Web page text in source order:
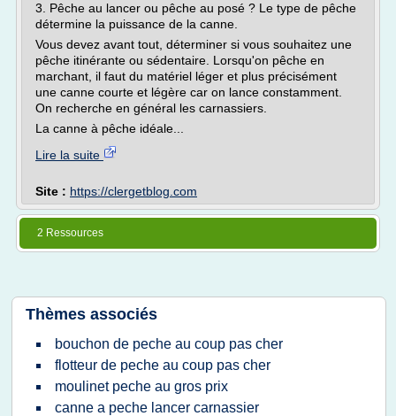
3. Pêche au lancer ou pêche au posé ? Le type de pêche
détermine la puissance de la canne.
Vous devez avant tout, déterminer si vous souhaitez une
pêche itinérante ou sédentaire. Lorsqu'on pêche en
marchant, il faut du matériel léger et plus précisément
une canne courte et légère car on lance constamment.
On recherche en général les carnassiers.
La canne à pêche idéale...
Lire la suite
Site : https://clergetblog.com
2 Ressources
Thèmes associés
bouchon de peche au coup pas cher
flotteur de peche au coup pas cher
moulinet peche au gros prix
canne a peche lancer carnassier